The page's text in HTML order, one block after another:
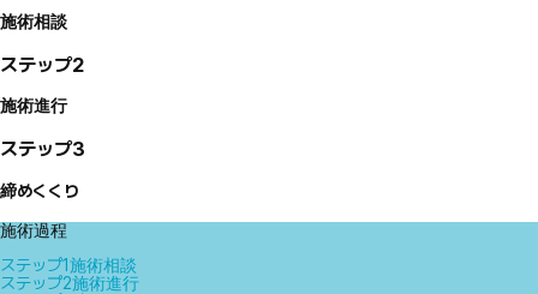
施術相談
ステップ2
施術進行
ステップ3
締めくくり
施術過程
ステップ1施術相談
ステップ2施術進行